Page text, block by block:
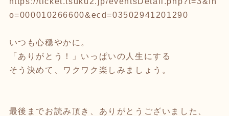
o=000010266600&ecd=03502941201290
いつも心穏やかに。
「ありがとう！」いっぱいの人生にする
そう決めて、ワクワク楽しみましょう。
最後までお読み頂き、ありがとうございました、